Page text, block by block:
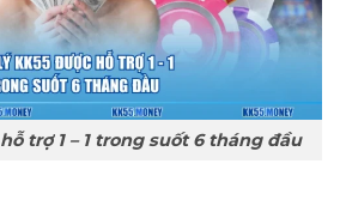
trợ 1 – 1 trong suốt 6 tháng đầu